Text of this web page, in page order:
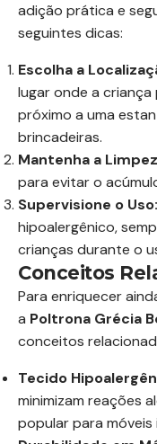
adição prática e
seguintes dicas:
Escolha a
lugar onde a
próximo a uma
brincadeiras.
Mantenha a
para evitar o
Supervisione o Uso:
hipoalergênico,
crianças durante o
Conceitos
Para enriquecer
a Poltrona Grécia
conceitos
Tecido
minimizam reações
popular para móveis